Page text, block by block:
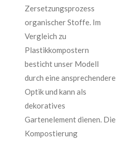
Zersetzungsprozess
organischer Stoffe. Im
Vergleich zu
Plastikkompostern
besticht unser Modell
durch eine ansprechendere
Optik und kann als
dekoratives
Gartenelement dienen. Die
Kompostierung